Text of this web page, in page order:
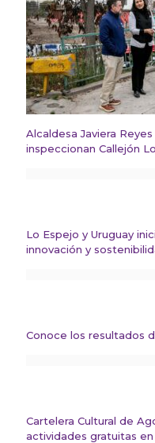
Alcaldesa Javiera
inspeccionan Callejón
Lo Espejo y Uruguay
innovación y
Conoce los resultados
Cartelera Cultural de
actividades gratuitas